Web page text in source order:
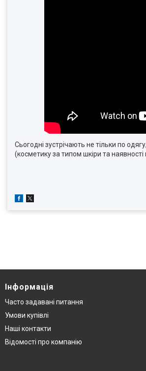
Сьогодні зустрічають не тільки по
(косметику за типом шкіри та
Інформація
Часто задавані питання
Умови купівлі
Наші контакти
Відомості про компанію